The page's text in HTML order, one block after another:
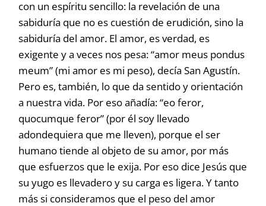
con un espíritu sencillo: la revelación de una
sabiduría que no es cuestión de erudición, sino la
sabiduría del amor. El amor, es verdad, es
exigente y a veces nos pesa: “amor meus pondus
meum” (mi amor es mi peso), decía San Agustín.
Pero es, también, lo que da sentido y orientación
a nuestra vida. Por eso añadía: “eo feror,
quocumque feror” (por él soy llevado
adondequiera que me lleven), porque el ser
humano tiende al objeto de su amor, por más
que esfuerzos que le exija. Por eso dice Jesús que
su yugo es llevadero y su carga es ligera. Y tanto
más si consideramos que el peso del amor